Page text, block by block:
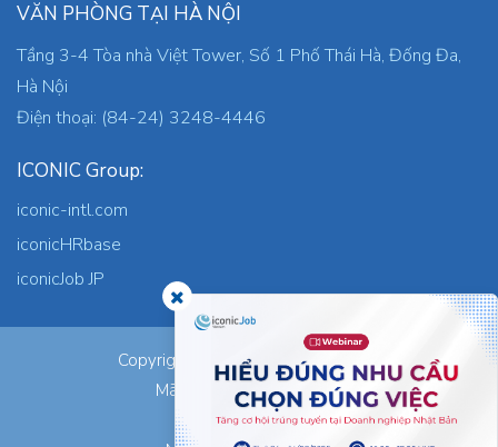
VĂN PHÒNG TẠI HÀ NỘI
Tầng 3-4 Tòa nhà Việt Tower, Số 1 Phố Thái Hà, Đống Đa,
Hà Nội
Điện thoại: (84-24) 3248-4446
ICONIC Group:
iconic-intl.com
iconicHRbase
iconicJob JP
Copyright © 2026 ICONIC Co., Ltd.
Mã số thuế: 0305745871
Nơi cấp: TP.HCM